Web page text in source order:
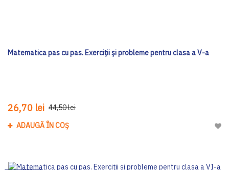
Matematica pas cu pas. Exerciții și probleme pentru clasa a V-a
26,70 lei 44,50 lei
ADAUGĂ ÎN COȘ